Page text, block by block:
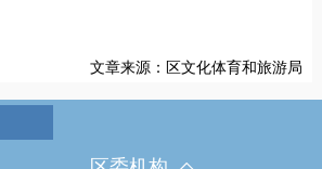
文章来源：区文化体育和旅游局